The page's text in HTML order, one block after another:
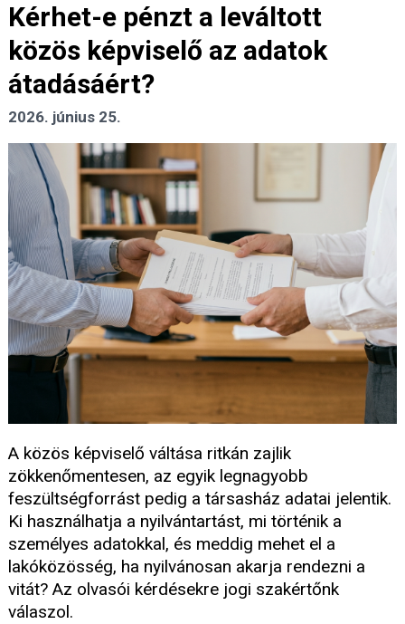
Kérhet-e pénzt a leváltott
közös képviselő az adatok
átadásáért?
2026. június 25.
A közös képviselő váltása ritkán zajlik
zökkenőmentesen, az egyik legnagyobb
feszültségforrást pedig a társasház adatai jelentik.
Ki használhatja a nyilvántartást, mi történik a
személyes adatokkal, és meddig mehet el a
lakóközösség, ha nyilvánosan akarja rendezni a
vitát? Az olvasói kérdésekre jogi szakértőnk
válaszol.